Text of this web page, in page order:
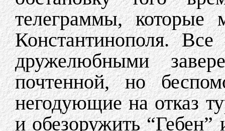
телеграммы,
Константинополя.
дружелюбными
почтенной, но
негодующие на отказ
и обезоружить